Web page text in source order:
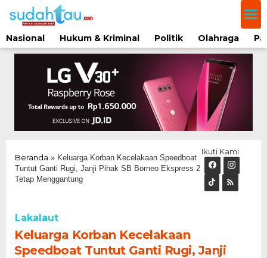
ke
konten
Nasional
Hukum & Kriminal Politik Olahraga
Beranda » Keluarga Korban Kecelakaan Speedboat
Tuntut Ganti Rugi, Janji Pihak SB Borneo Ekspress 2
Tetap Menggantung
Ikuti Kami
Lakalaut
Keluarga Korban Kecelakaan
Speedboat Tuntut Ganti Rugi, Janji